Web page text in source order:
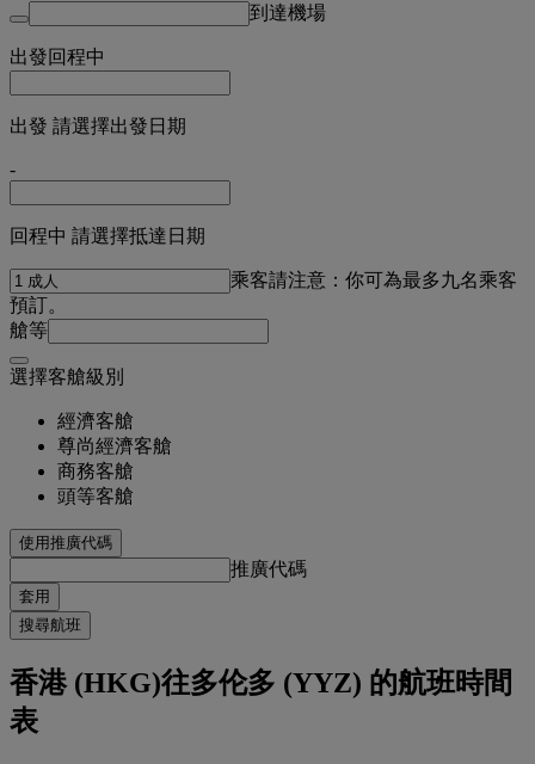
到達機場
出發回程中
出發 請選擇出發日期
-
回程中 請選擇抵達日期
乘客請注意：你可為最多九名乘客
預訂。
艙等
選擇客艙級別
經濟客艙
尊尚經濟客艙
商務客艙
頭等客艙
使用推廣代碼
推廣代碼
套用
搜尋航班
香港 (HKG)往多伦多 (YYZ) 的航班時間
表